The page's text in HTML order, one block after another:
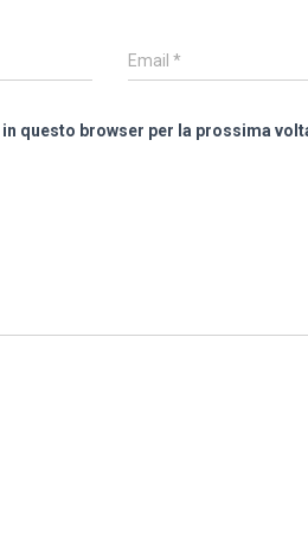
Email*
questo browser per la prossima